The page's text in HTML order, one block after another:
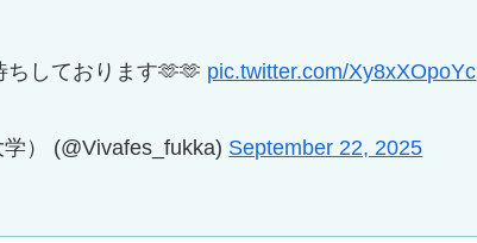
しております🫶🫶 pic.twitter.com/Xy8xXOpoYc
） (@Vivafes_fukka) September 22, 2025